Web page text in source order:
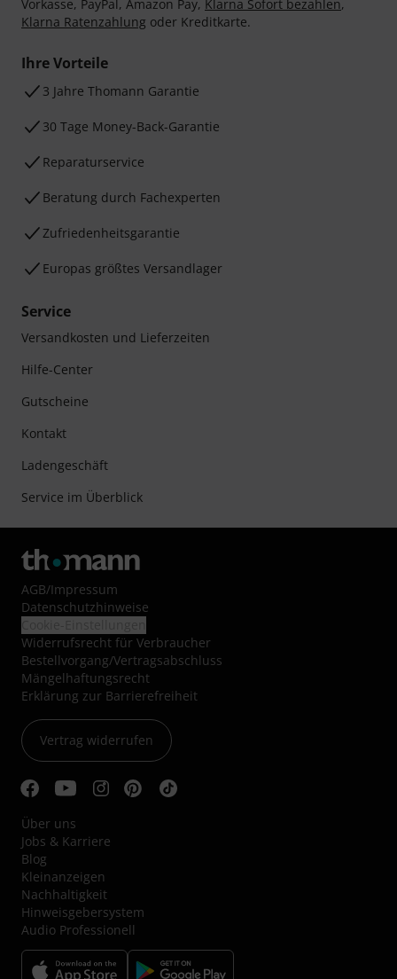
Vorkasse, PayPal, Amazon Pay, Klarna Sofort bezahlen,
Klarna Ratenzahlung oder Kreditkarte.
Ihre Vorteile
3 Jahre Thomann Garantie
30 Tage Money-Back-Garantie
Reparaturservice
Beratung durch Fachexperten
Zufriedenheitsgarantie
Europas größtes Versandlager
Service
Versandkosten und Lieferzeiten
Hilfe-Center
Gutscheine
Kontakt
Ladengeschäft
Service im Überblick
AGB/Impressum
Datenschutzhinweise
Widerrufsrecht für Verbraucher
Bestellvorgang/Vertragsabschluss
Mängelhaftungsrecht
Erklärung zur Barrierefreiheit
Vertrag widerrufen
Über uns
Jobs & Karriere
Blog
Kleinanzeigen
Nachhaltigkeit
Hinweisgebersystem
Audio Professionell